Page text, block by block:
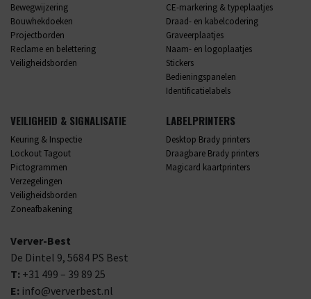
Bewegwijzering
Bouwhekdoeken
Projectborden
Reclame en belettering
Veiligheidsborden
CE-markering & typeplaatjes
Draad- en kabelcodering
Graveerplaatjes
Naam- en logoplaatjes
Stickers
Bedieningspanelen
Identificatielabels
VEILIGHEID & SIGNALISATIE
Keuring & Inspectie
Lockout Tagout
Pictogrammen
Verzegelingen
Veiligheidsborden
Zoneafbakening
LABELPRINTERS
Desktop Brady printers
Draagbare Brady printers
Magicard kaartprinters
Verver-Best
De Dintel 9, 5684 PS Best
T: +31 499 – 39 89 25
E: info@ververbest.nl